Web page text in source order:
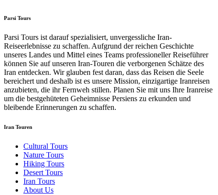
Parsi Tours
Parsi Tours ist darauf spezialisiert, unvergessliche Iran-
Reiseerlebnisse zu schaffen. Aufgrund der reichen Geschichte
unseres Landes und Mittel eines Teams professioneller Reiseführer
können Sie auf unseren Iran-Touren die verborgenen Schätze des
Iran entdecken. Wir glauben fest daran, dass das Reisen die Seele
bereichert und deshalb ist es unsere Mission, einzigartige Iranreisen
anzubieten, die ihr Fernweh stillen. Planen Sie mit uns Ihre Iranreise
um die bestgehüteten Geheimnisse Persiens zu erkunden und
bleibende Erinnerungen zu schaffen.
Iran Touren
Cultural Tours
Nature Tours
Hiking Tours
Desert Tours
Iran Tours
About Us